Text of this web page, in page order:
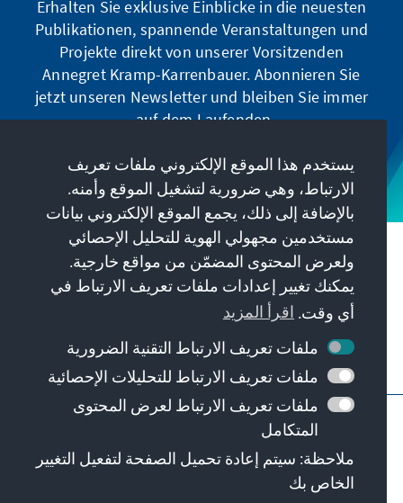
Erhalten Sie exklusive Einblicke in die neuesten
Publikationen, spannende Veranstaltungen und
Projekte direkt von unserer Vorsitzenden
Annegret Kramp-Karrenbauer. Abonnieren Sie
jetzt unseren Newsletter und bleiben Sie immer
auf dem Laufenden.
Jetzt abonnieren
مهمتنا
معلومات الاتصال
عروض أخرى من المؤسسة
النبذة القانونية حماية البيانات
شروط الاستخدام
Erklärung zur Barrierefreiheit
خريطة الموقع
© Konrad-Adenauer-Stiftung e.V. 2026
يستخدم هذا الموقع الإلكتروني ملفات تعريف
الارتباط، وهي ضرورية لتشغيل الموقع وأمنه.
بالإضافة إلى ذلك، يجمع الموقع الإلكتروني بيانات
مستخدمين مجهولي الهوية للتحليل الإحصائي
ولعرض المحتوى المضمّن من مواقع خارجية.
يمكنك تغيير إعدادات ملفات تعريف الارتباط في
أي وقت. اقرأ المزيد
ملفات تعريف الارتباط التقنية الضرورية
ملفات تعريف الارتباط للتحليلات الإحصائية
ملفات تعريف الارتباط لعرض المحتوى
المتكامل
ملاحظة: سيتم إعادة تحميل الصفحة لتفعيل التغيير
الخاص بك